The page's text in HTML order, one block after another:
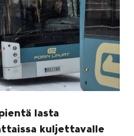
lasta
kuljettavalle